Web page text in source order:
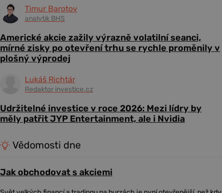
Timur Barotov
analytik BHS
Americké akcie zažily výrazně volatilní seanci,
mírné zisky po otevření trhu se rychle proměnily v
plošný výprodej
Lukáš Richtár
Redaktor investice.cz
Udržitelné investice v roce 2026: Mezi lídry by
měly patřit JYP Entertainment, ale i Nvidia
Vědomosti dne
Jak obchodovat s akciemi